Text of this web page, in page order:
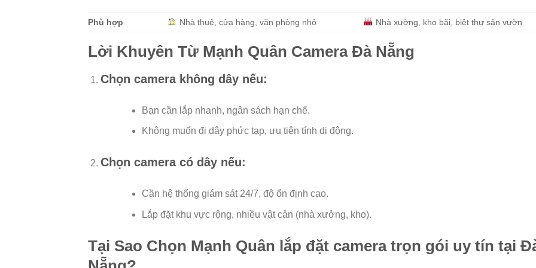
Phù hợp Nhà thuê, cửa hàng, văn phòng nhỏ Nhà xưởng, kho bãi, biệt thự sân vườn
Lời Khuyên Từ Mạnh Quân Camera Đà Nẵng
Chọn camera không dây nếu:
Bạn cần lắp nhanh, ngân sách hạn chế.
Không muốn đi dây phức tạp, ưu tiên tính di động.
Chọn camera có dây nếu:
Cần hệ thống giám sát 24/7, độ ổn định cao.
Lắp đặt khu vực rộng, nhiều vật cản (nhà xưởng, kho).
Tại Sao Chọn Mạnh Quân lắp đặt camera trọn gói uy tín tại